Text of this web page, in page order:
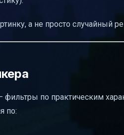
а не просто случайный
по практическим
по: